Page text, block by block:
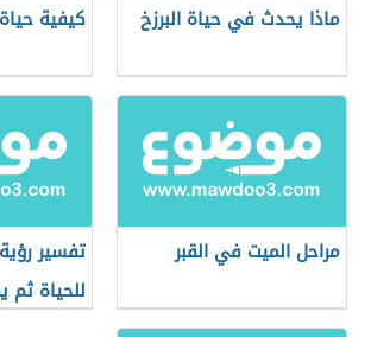
ماذا يحدث في حياة البرزخ كيفية
مراحل الميت في القبر
تفسير
للحياة